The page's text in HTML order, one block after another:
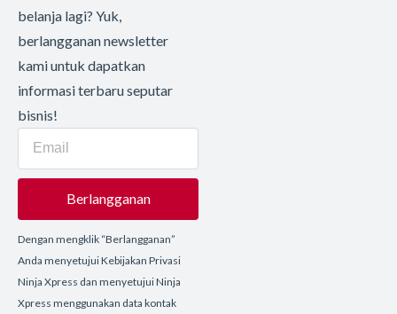
belanja lagi? Yuk,
berlangganan newsletter
kami untuk dapatkan
informasi terbaru seputar
bisnis!
Berlangganan
Dengan mengklik “Berlangganan”
Anda menyetujui Kebijakan Privasi
Ninja Xpress dan menyetujui Ninja
Xpress menggunakan data kontak